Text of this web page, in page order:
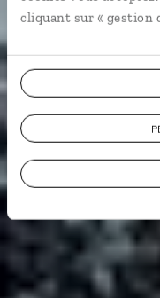
cliquant sur « gestion
(458 avis sur
VOIR NOS 21